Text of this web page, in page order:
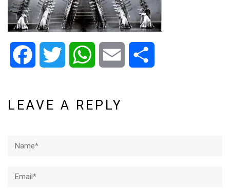
Facebook Twitter WhatsApp Email
LEAVE A REPLY